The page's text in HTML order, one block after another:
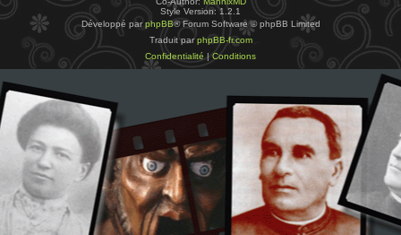
Style Version: 1.2.1
Développé parphpBB® Forum Software © phpBB Limited
Traduit parphpBB-fr.com
Confidentialité |Conditions